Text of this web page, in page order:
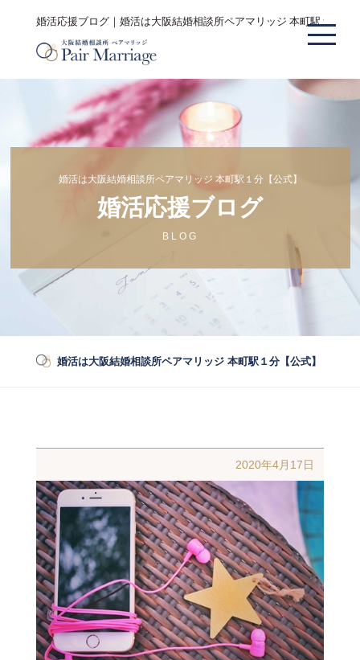
婚活応援ブログ｜婚活は大阪結婚相談所ペアマリッジ 本町駅１分【
婚活は大阪結婚相談所ペアマリッジ 本町駅１分【公式】
婚活応援ブログ
BLOG
婚活は大阪結婚相談所ペアマリッジ 本町駅１分【公式】
2020年4月17日